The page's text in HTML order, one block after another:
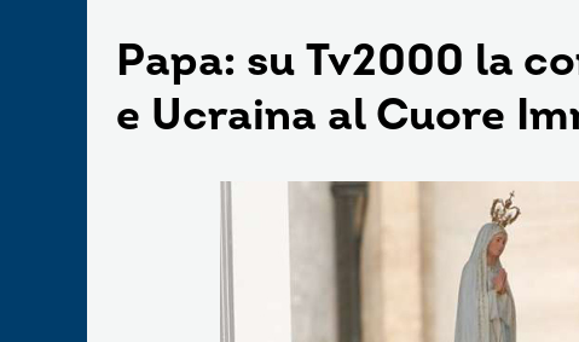
Papa: su Tv2000 la
e Ucraina al Cuore